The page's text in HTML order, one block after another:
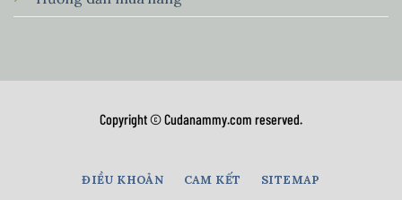
Copyright © Cudanammy.com reserved.
ĐIỀU KHOẢN CAM KẾT SITEMAP